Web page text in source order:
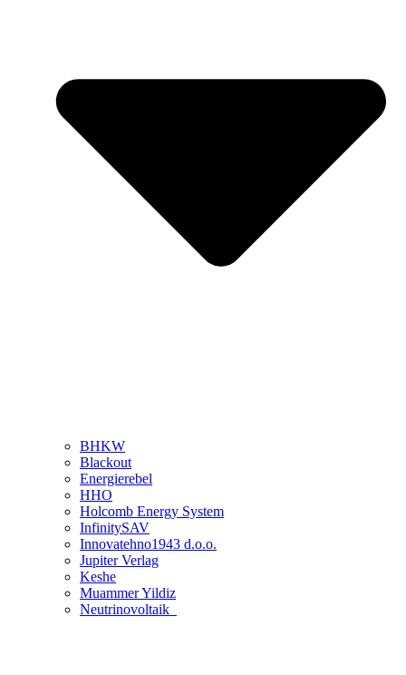
BHKW
Blackout
Energierebel
HHO
Holcomb Energy System
InfinitySAV
Innovatehno1943 d.o.o.
Jupiter Verlag
Keshe
Muammer Yildiz
Neutrinovoltaik